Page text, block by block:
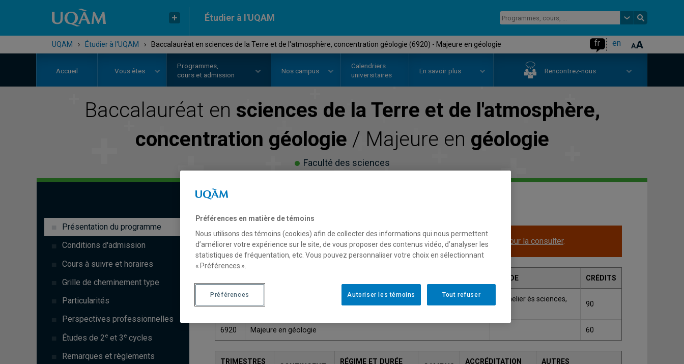
Étudier à l'UQAM
UQAM › Étudier à l'UQAM › Baccalauréat en sciences de la Terre et de l'atmosphère, concentration géologie (6920) - Majeure en géologie fr en
Accueil Vous êtes
Programmes,
cours et admission
Nos campus
Calendriers
universitaires
En savoir plus Rencontrez-nous
Baccalauréat en sciences de la Terre et de l'atmosphère,
concentration géologie / Majeure en géologie
Faculté des sciences
Présentation du programme
Conditions d'admission
Cours à suivre et horaires
Grille de cheminement type
Particularités
Perspectives professionnelles
Études de 2 e et 3 e cycles
Remarques et règlements
Une version plus récente de ce programme est disponible.Cliquez ici pour la consulter.
GRADE CRÉDITS
7442
Baccalauréat en sciences de la Terre et de l'atmosphère, concentration
géologie
Bachelier ès sciences,
90
6920 Majeure en géologie 60
TRIMESTRES
RÉGIME ET DURÉE
ACCRÉDITATION
AUTRES
Préférences en matière de témoins
Nous utilisons des témoins (cookies) afin de collecter des informations qui nous permettent
d’améliorer votre expérience sur le site, de vous proposer des contenus vidéo, d’analyser les
statistiques de fréquentation, etc. Vous pouvez personnaliser votre choix en sélectionnant
« Préférences ».
Tout refuser
Autoriser les témoins
Préférences